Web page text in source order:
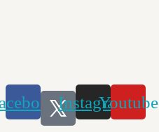
InstagramYoutube